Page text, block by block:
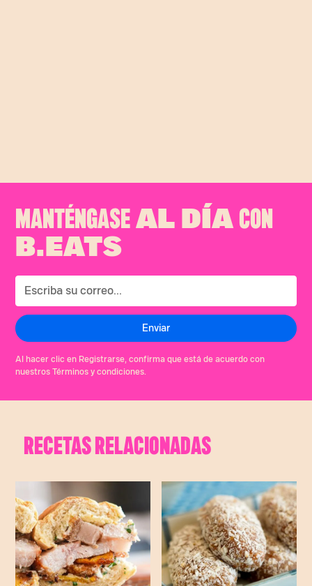
MANTÉNGASE AL DÍA CON
B.EATS
Al hacer clic en Registrarse, confirma que está de acuerdo con
nuestros Términos y condiciones.
RECETAS RELACIONADAS